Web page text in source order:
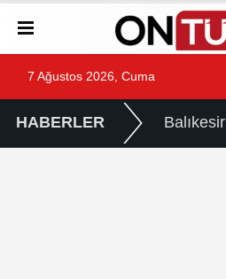
7 Ağustos 2026, Cuma
HABERLER Balıkesir